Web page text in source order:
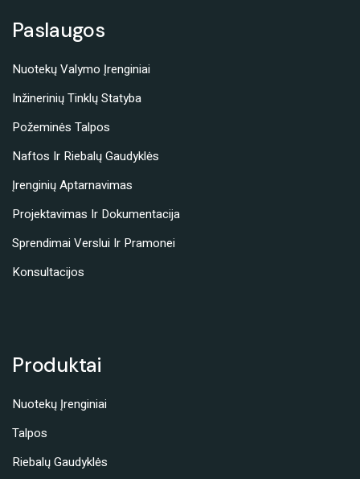
Paslaugos
Nuotekų Valymo Įrenginiai
Inžinerinių Tinklų Statyba
Požeminės Talpos
Naftos Ir Riebalų Gaudyklės
Įrenginių Aptarnavimas
Projektavimas Ir Dokumentacija
Sprendimai Verslui Ir Pramonei
Konsultacijos
Produktai
Nuotekų Įrenginiai
Talpos
Riebalų Gaudyklės